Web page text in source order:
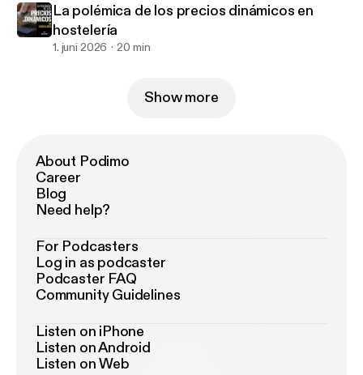
La polémica de los precios dinámicos en
hostelería
1. juni 2026 20 min
Show more
About Podimo
Career
Blog
Need help?
For Podcasters
Log in as podcaster
Podcaster FAQ
Community Guidelines
Listen on iPhone
Listen on Android
Listen on Web